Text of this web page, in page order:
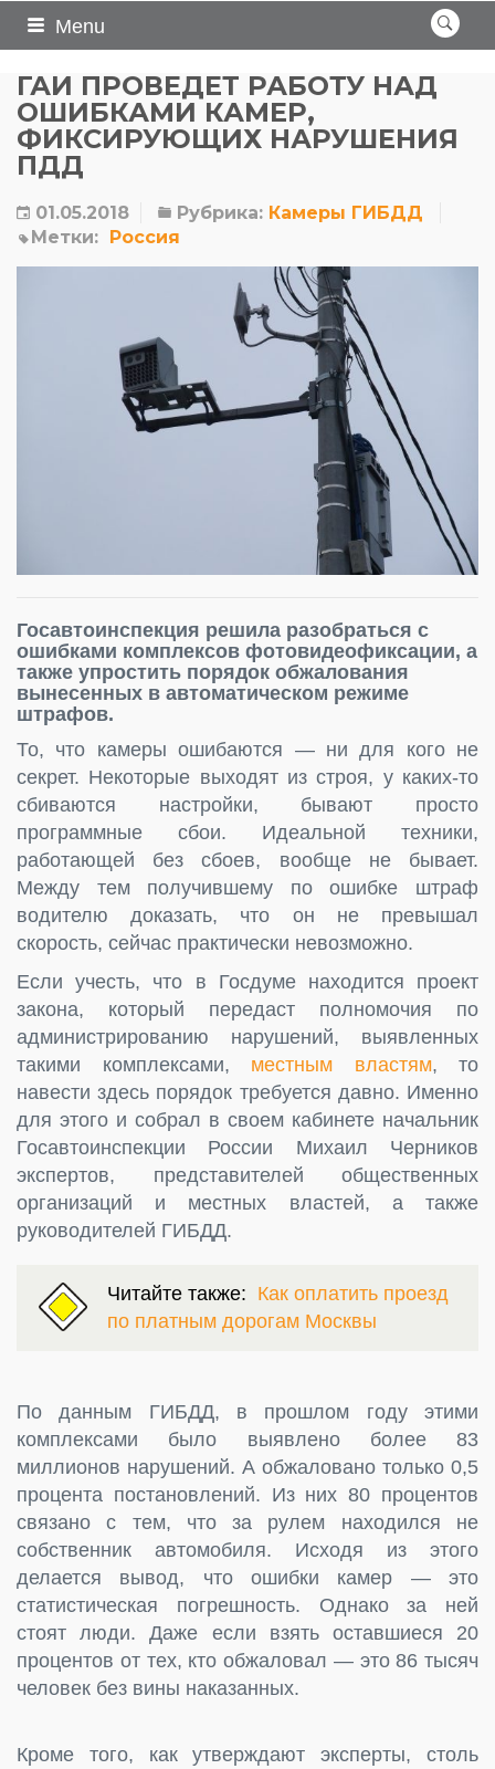
Menu
ГАИ ПРОВЕДЕТ РАБОТУ НАД
ОШИБКАМИ КАМЕР,
ФИКСИРУЮЩИХ НАРУШЕНИЯ
ПДД
01.05.2018 Рубрика: Камеры ГИБДД
Метки: Россия
Госавтоинспекция решила разобраться с
ошибками комплексов фотовидеофиксации, а
также упростить порядок обжалования
вынесенных в автоматическом режиме
штрафов.
То, что камеры ошибаются — ни для кого не
секрет. Некоторые выходят из строя, у каких-то
сбиваются настройки, бывают просто
программные сбои. Идеальной техники,
работающей без сбоев, вообще не бывает.
Между тем получившему по ошибке штраф
водителю доказать, что он не превышал
скорость, сейчас практически невозможно.
Если учесть, что в Госдуме находится проект
закона, который передаст полномочия по
администрированию нарушений, выявленных
такими комплексами, местным властям, то
навести здесь порядок требуется давно. Именно
для этого и собрал в своем кабинете начальник
Госавтоинспекции России Михаил Черников
экспертов, представителей общественных
организаций и местных властей, а также
руководителей ГИБДД.
Читайте также: Как оплатить проезд
по платным дорогам Москвы
По данным ГИБДД, в прошлом году этими
комплексами было выявлено более 83
миллионов нарушений. А обжаловано только 0,5
процента постановлений. Из них 80 процентов
связано с тем, что за рулем находился не
собственник автомобиля. Исходя из этого
делается вывод, что ошибки камер — это
статистическая погрешность. Однако за ней
стоят люди. Даже если взять оставшиеся 20
процентов от тех, кто обжаловал — это 86 тысяч
человек без вины наказанных.
Кроме того, как утверждают эксперты, столь